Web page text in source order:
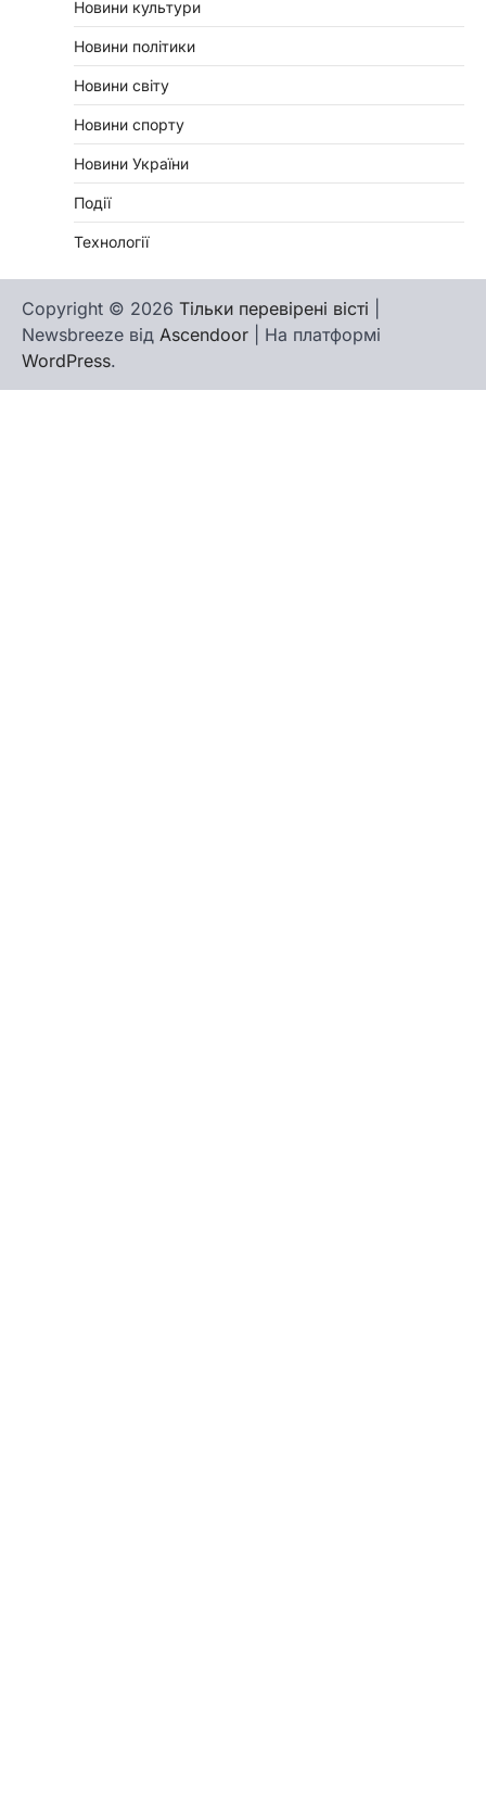
Новини культури
Новини політики
Новини світу
Новини спорту
Новини України
Події
Технології
Copyright © 2026 Тільки перевірені вісті
Newsbreeze від Ascendoor | На платформі
WordPress.